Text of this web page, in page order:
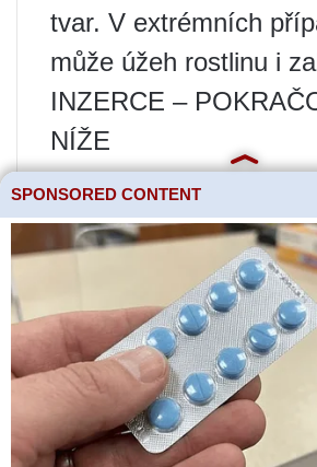
tvar. V extrémních
může úžeh rostlinu i
INZERCE –
NÍŽE
SPONSORED CONTENT